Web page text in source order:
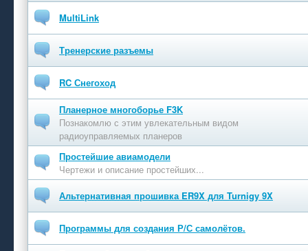
MultiLink
Тренерские разъемы
RC Снегоход
Планерное многоборье F3K
Познакомлю с этим увлекательным видом
радиоуправляемых планеров
Простейшие авиамодели
Чертежи и описание простейших...
Альтернативная прошивка ER9X для Turnigy 9X
Программы для создания Р/С самолётов.